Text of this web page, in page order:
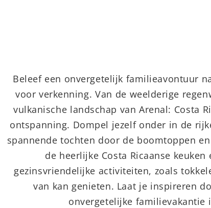
Beleef een onvergetelijk familieavontuur
voor verkenning. Van de weelderige
vulkanische landschap van Arenal: Costa
ontspanning. Dompel jezelf onder in de
spannende tochten door de boomtoppen
de heerlijke Costa Ricaanse
gezinsvriendelijke activiteiten, zoals
van kan genieten. Laat je inspireren
onvergetelijke familievakantie